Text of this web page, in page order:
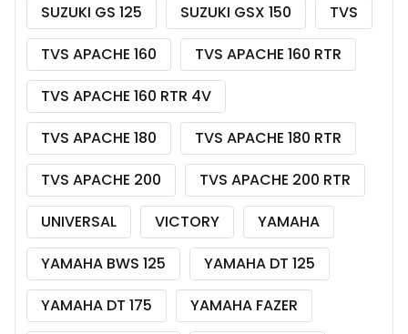
SUZUKI GS 125
SUZUKI GSX 150
TVS
TVS APACHE 160
TVS APACHE 160 RTR
TVS APACHE 160 RTR 4V
TVS APACHE 180
TVS APACHE 180 RTR
TVS APACHE 200
TVS APACHE 200 RTR
UNIVERSAL
VICTORY
YAMAHA
YAMAHA BWS 125
YAMAHA DT 125
YAMAHA DT 175
YAMAHA FAZER